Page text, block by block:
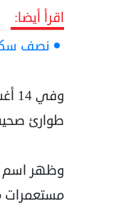
اقرأ أيضا:
نصف
طوارئ
مستعمرات